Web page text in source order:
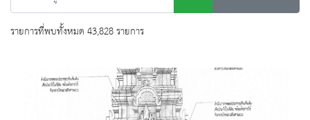
รายการที่พบทั้งหมด 43,828 รายการ